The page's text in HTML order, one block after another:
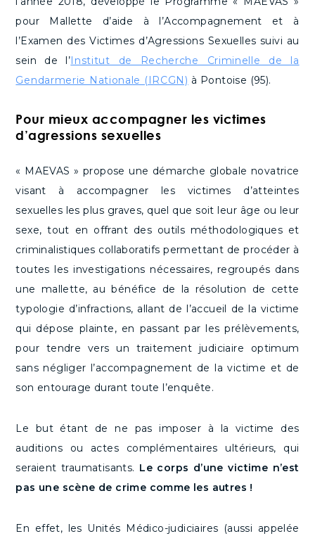
pour Mallette d’aide à l’Accompagnement et à
l’Examen des Victimes d’Agressions Sexuelles suivi au
sein de l’Institut de Recherche Criminelle de la
Gendarmerie Nationale (IRCGN) à Pontoise (95).
Pour mieux accompagner les victimes
d’agressions sexuelles
« MAEVAS » propose une démarche globale novatrice
visant à accompagner les victimes d’atteintes
sexuelles les plus graves, quel que soit leur âge ou leur
sexe, tout en offrant des outils méthodologiques et
criminalistiques collaboratifs permettant de procéder à
toutes les investigations nécessaires, regroupés dans
une mallette, au bénéfice de la résolution de cette
typologie d’infractions, allant de l’accueil de la victime
qui dépose plainte, en passant par les prélèvements,
pour tendre vers un traitement judiciaire optimum
sans négliger l’accompagnement de la victime et de
son entourage durant toute l’enquête.
Le but étant de ne pas imposer à la victime des
auditions ou actes complémentaires ultérieurs, qui
seraient traumatisants. Le corps d’une victime n’est
pas une scène de crime comme les autres !
En effet, les Unités Médico-judiciaires (aussi appelée